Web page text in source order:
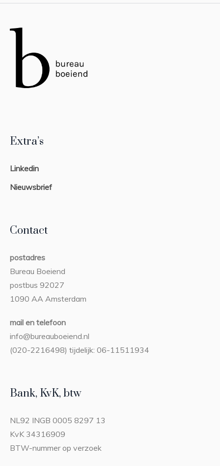
Extra’s
Linkedin
Nieuwsbrief
Contact
postadres
Bureau Boeiend
postbus 92027
1090 AA Amsterdam
mail en telefoon
info@bureauboeiend.nl
(020-2216498) tijdelijk: 06-11511934
Bank, KvK, btw
NL92 INGB 0005 8297 13
KvK 34316909
BTW-nummer op verzoek